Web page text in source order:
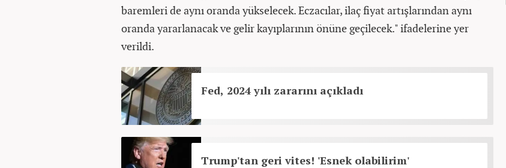
baremleri de aynı oranda yükselecek. Eczacılar, ilaç fiyat artışlarından aynı
oranda yararlanacak ve gelir kayıplarının önüne geçilecek." ifadelerine yer
verildi.
Fed, 2024 yılı zararını açıkladı
Trump'tan geri vites! 'Esnek olabilirim'